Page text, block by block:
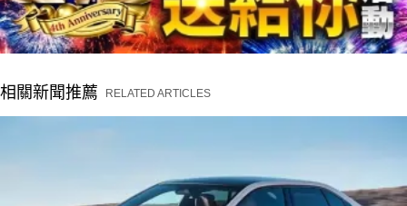
相關新聞推薦 RELATED ARTICLES